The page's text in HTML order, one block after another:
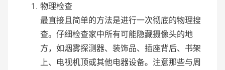
物理检查
最直接且简单的方法是进行一次彻底的物理搜
查。仔细检查家中所有可能隐藏摄像头的地
方，如烟雾探测器、装饰品、插座背后、书架
上、电视机顶或其他电器设备。注意那些与周